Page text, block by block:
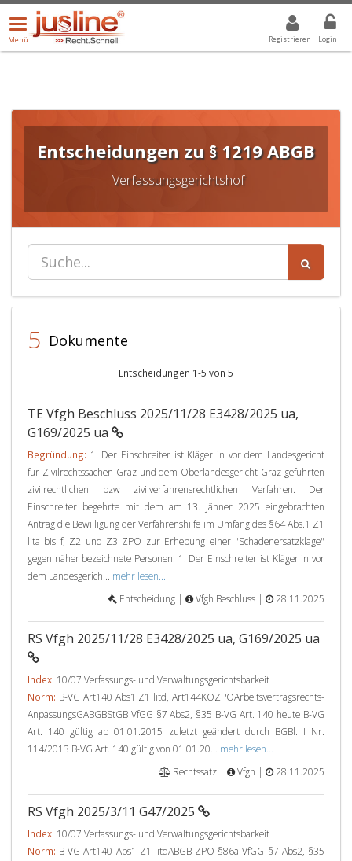
Registrieren Login
Menü
öffnen/schließen
Menü
ALLE DROPDOWN: GEWÄHLTER WERT IST ALLE
Entscheidungen zu § 1219 ABGB
Verfassungsgerichtshof
5 Dokumente
Entscheidungen 1-5 von 5
TE Vfgh Beschluss 2025/11/28 E3428/2025 ua,
G169/2025 ua
Begründung: 1. Der Einschreiter ist Kläger in vor dem Landesgericht
für Zivilrechtssachen Graz und dem Oberlandesgericht Graz geführten
zivilrechtlichen bzw zivilverfahrensrechtlichen Verfahren. Der
Einschreiter begehrte mit dem am 13. Jänner 2025 eingebrachten
Antrag die Bewilligung der Verfahrenshilfe im Umfang des §64 Abs.1 Z1
lita bis f, Z2 und Z3 ZPO zur Erhebung einer "Schadenersatzklage"
gegen näher bezeichnete Personen. 1. Der Einschreiter ist Kläger in vor
dem Landesgerich... mehr lesen...
Entscheidung |
Vfgh Beschluss | 28.11.2025
RS Vfgh 2025/11/28 E3428/2025 ua, G169/2025 ua
Index: 10/07 Verfassungs- und Verwaltungsgerichtsbarkeit
Norm: B-VG Art140 Abs1 Z1 litd, Art144KOZPOArbeitsvertragsrechts-
AnpassungsGABGBStGB VfGG §7 Abs2, §35 B-VG Art. 140 heute B-VG
Art. 140 gültig ab 01.01.2015 zuletzt geändert durch BGBl. I Nr.
114/2013 B-VG Art. 140 gültig von 01.01.20... mehr lesen...
Rechtssatz |
Vfgh | 28.11.2025
RS Vfgh 2025/3/11 G47/2025
Index: 10/07 Verfassungs- und Verwaltungsgerichtsbarkeit
Norm: B-VG Art140 Abs1 Z1 litdABGB ZPO §86a VfGG §7 Abs2, §35